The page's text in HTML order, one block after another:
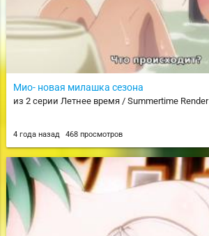
Мио- новая милашка сезона
из 2 серии Летнее время / Summertime Render
4 года назад 468 просмотров